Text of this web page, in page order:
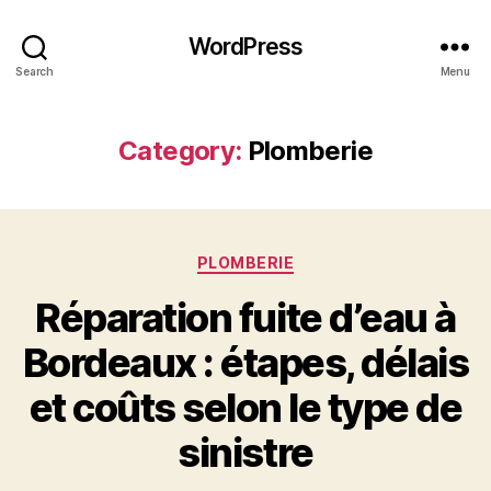
Search
WordPress
Menu
Category: Plomberie
Categories
PLOMBERIE
Réparation fuite d’eau à
Bordeaux : étapes, délais
et coûts selon le type de
sinistre